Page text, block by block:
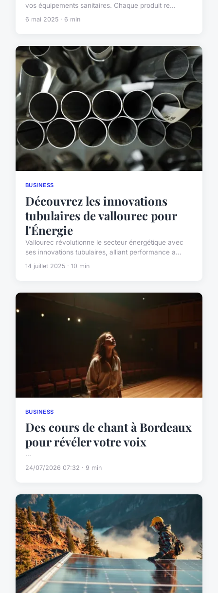
vos équipements sanitaires. Chaque produit re...
6 mai 2025 · 6 min
BUSINESS
Découvrez les innovations
tubulaires de vallourec pour
l'Énergie
Vallourec révolutionne le secteur énergétique avec
ses innovations tubulaires, alliant performance a...
14 juillet 2025 · 10 min
BUSINESS
Des cours de chant à Bordeaux
pour révéler votre voix
...
24/07/2026 07:32 · 9 min